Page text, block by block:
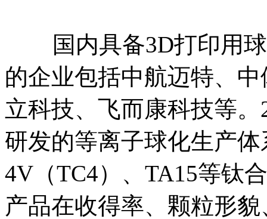
国内具备3D打印用球
的企业包括中航迈特、
立科技、飞而康科技等
研发的等离子球化生产
4V（TC4）、TA15等钛
产品在收得率、颗粒形